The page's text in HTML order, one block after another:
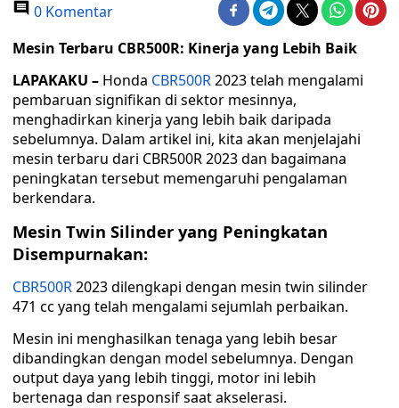
0 Komentar
Mesin Terbaru CBR500R: Kinerja yang Lebih Baik
LAPAKAKU – Honda CBR500R2023 telah mengalami
pembaruan signifikan di sektor mesinnya,
menghadirkan kinerja yang lebih baik daripada
sebelumnya. Dalam artikel ini, kita akan menjelajahi
mesin terbaru dari CBR500R 2023 dan bagaimana
peningkatan tersebut memengaruhi pengalaman
berkendara.
Mesin Twin Silinder yang Peningkatan
Disempurnakan:
CBR500R2023 dilengkapi dengan mesin twin silinder
471 cc yang telah mengalami sejumlah perbaikan.
Mesin ini menghasilkan tenaga yang lebih besar
dibandingkan dengan model sebelumnya. Dengan
output daya yang lebih tinggi, motor ini lebih
bertenaga dan responsif saat akselerasi.